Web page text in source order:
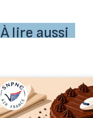
À lire aussi